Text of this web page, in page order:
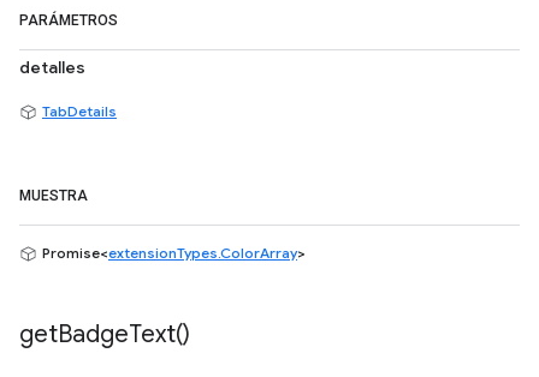
PARÁMETROS
detalles
TabDetails
MUESTRA
Promise<extensionTypes.ColorArray>
getBadgeText()